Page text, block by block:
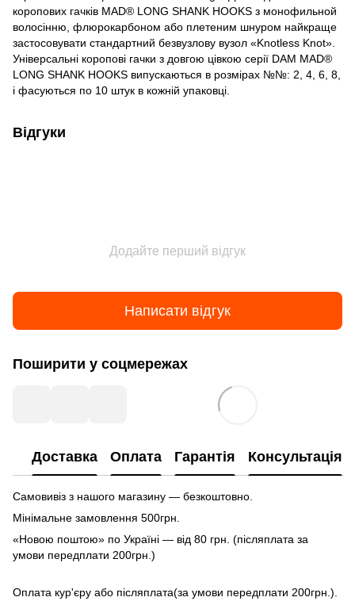
коропових гачків MAD® LONG SHANK HOOKS з монофильной
волосінню, флюрокарбоном або плетеним шнуром найкраще
застосовувати стандартний безвузлову вузол «Knotless Knot».
Універсальні коропові гачки з довгою цівкою серії DAM MAD®
LONG SHANK HOOKS випускаються в розмірах №№: 2, 4, 6, 8,
і фасуються по 10 штук в кожній упаковці.
Відгуки
Додайте перший відгук
Написати відгук
Поширити у соцмережах
Доставка Оплата Гарантія Консультація
Самовивіз з нашого магазину — безкоштовно.
Мінімальне замовлення 500грн.
«Новою поштою» по Україні — від 80 грн. (післяплата за
умови передплати 200грн.)
Оплата кур'єру або післяплата(за умови передплати 200грн.).